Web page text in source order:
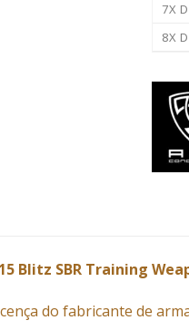
7X
8X
Blitz SBR Training
do fabricante de